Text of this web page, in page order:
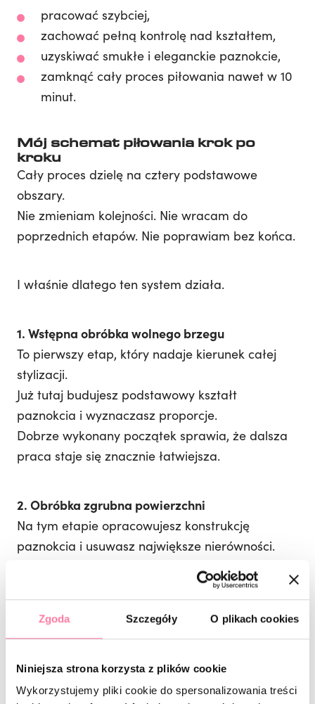
Zgoda Szczegóły O plikach cookies
Niniejsza strona korzysta z plików cookie
Wykorzystujemy pliki cookie do spersonalizowania treści
pracować szybciej,
zachować pełną kontrolę nad kształtem,
uzyskiwać smukłe i eleganckie paznokcie,
zamknąć cały proces piłowania nawet w 10
minut.
Mój schemat piłowania krok po
kroku
Cały proces dzielę na cztery podstawowe
obszary.
Nie zmieniam kolejności. Nie wracam do
poprzednich etapów. Nie poprawiam bez końca.
I właśnie dlatego ten system działa.
1. Wstępna obróbka wolnego brzegu
To pierwszy etap, który nadaje kierunek całej
stylizacji.
Już tutaj budujesz podstawowy kształt
paznokcia i wyznaczasz proporcje.
Dobrze wykonany początek sprawia, że dalsza
praca staje się znacznie łatwiejsza.
2. Obróbka zgrubna powierzchni
Na tym etapie opracowujesz konstrukcję
paznokcia i usuwasz największe nierówności.
To moment techniczny – tutaj liczy się kontrola
ruchów i odpowiednie prowadzenie pilnika.
3. Obróbka kształtująca powierzchnię
stylizacji.
Właśnie tutaj tworzysz perfekcyjną linię światła,